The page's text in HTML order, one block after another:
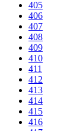
405
406
407
408
409
410
411
412
413
414
415
416